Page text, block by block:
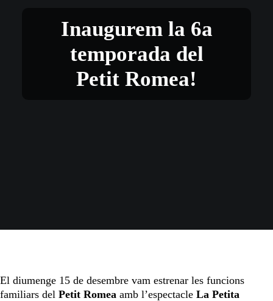
Inaugurem la 6a
temporada del
Petit Romea!
El diumenge 15 de desembre vam estrenar les funcions
familiars del Petit Romea amb l’espectacle La Petita